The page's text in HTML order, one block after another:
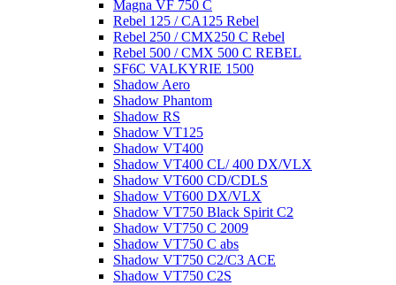
Magna VF 750 C
Rebel 125 / CA125 Rebel
Rebel 250 / CMX250 C Rebel
Rebel 500 / CMX 500 C REBEL
SF6C VALKYRIE 1500
Shadow Aero
Shadow Phantom
Shadow RS
Shadow VT125
Shadow VT400
Shadow VT400 CL/ 400 DX/VLX
Shadow VT600 CD/CDLS
Shadow VT600 DX/VLX
Shadow VT750 Black Spirit C2
Shadow VT750 C 2009
Shadow VT750 C abs
Shadow VT750 C2/C3 ACE
Shadow VT750 C2S